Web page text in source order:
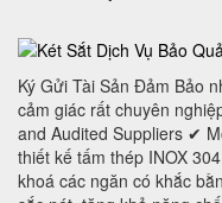
Ký Gửi Tài Sản Đảm Bảo
cảm giác rất chuyên
and Audited Suppliers ✔
thiết kế tấm thép INOX
khoá các ngăn có khắc